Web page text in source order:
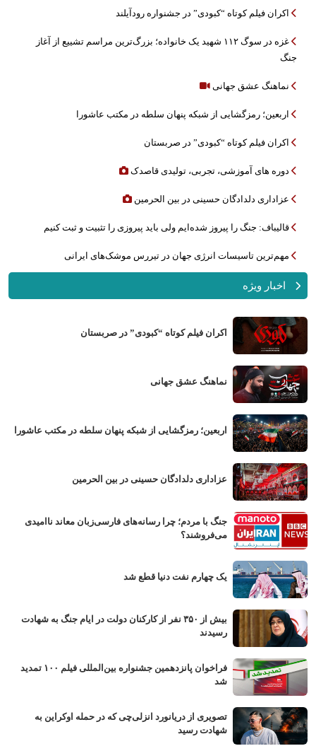
اکران فیلم کوتاه “کبودی” در جشنواره رودآیلند
غزه در سوگ ۱۱۲ شهید یک خانواده؛ بزرگ‌ترین مراسم تشییع از آغاز
جنگ
نماهنگ عشق جهانی
اربعین؛ رمزگشایی از شبکه پنهان سلطه در مکتب عاشورا
اکران فیلم کوتاه “کبودی” در صربستان
دوره های آموزشی، تجربی، تولیدی قاصدک
عزاداری دلدادگان حسینی در بین الحرمین
قالیباف: جنگ را پیروز شده‌ایم ولی باید پیروزی را تثبیت و ثبت کنیم
مهم‌ترین تاسیسات انرژی جهان در تیررس موشک‌های ایرانی
اخبار ویژه
اکران فیلم کوتاه “کبودی” در صربستان
نماهنگ عشق جهانی
اربعین؛ رمزگشایی از شبکه پنهان سلطه در مکتب عاشورا
عزاداری دلدادگان حسینی در بین الحرمین
جنگ با مردم؛ چرا رسانه‌های فارسی‌زبان معاند ناامیدی
می‌فروشند؟
یک چهارم نفت دنیا قطع شد
بیش از ۳۵۰ نفر از کارکنان دولت در ایام جنگ به شهادت
رسیدند
فراخوان پانزدهمین جشنواره بین‌المللی فیلم ۱۰۰ تمدید
شد
تصویری از دریانورد انزلی‌چی که در حمله اوکراین به
شهادت رسید